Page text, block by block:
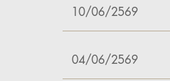
10/06/2569
04/06/2569